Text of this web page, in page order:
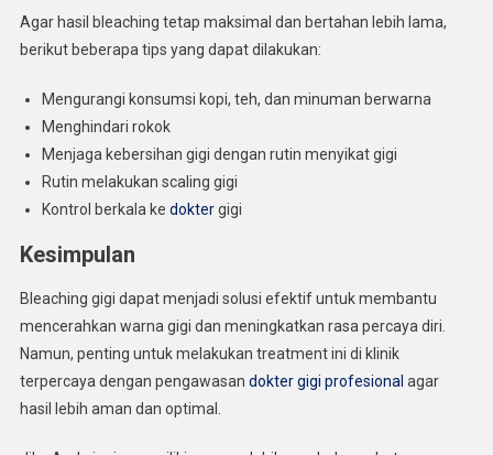
Agar hasil bleaching tetap maksimal dan bertahan lebih lama,
berikut beberapa tips yang dapat dilakukan:
Mengurangi konsumsi kopi, teh, dan minuman berwarna
Menghindari rokok
Menjaga kebersihan gigi dengan rutin menyikat gigi
Rutin melakukan scaling gigi
Kontrol berkala ke doktergigi
Kesimpulan
Bleaching gigi dapat menjadi solusi efektif untuk membantu
mencerahkan warna gigi dan meningkatkan rasa percaya diri.
Namun, penting untuk melakukan treatment ini di klinik
terpercaya dengan pengawasan dokter gigi profesional agar
hasil lebih aman dan optimal.